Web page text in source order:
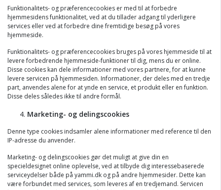
Funktionalitets- og præferencecookies er med til at forbedre
hjemmesidens funktionalitet, ved at du tillader adgang til yderligere
services eller ved at forbedre dine fremtidige besøg på vores
hjemmeside.
Funktionalitets- og præferencecookies bruges på vores hjemmeside til at
levere forbedrende hjemmeside-funktioner til dig, mens du er online.
Disse cookies kan dele informationer med vores partnere, for at kunne
levere servicen på hjemmesiden. Informationer, der deles med en tredje
part, anvendes alene for at ynde en service, et produkt eller en funktion.
Disse deles således ikke til andre formål.
Marketing- og delingscookies
Denne type cookies indsamler alene informationer med reference til den
IP-adresse du anvender.
Marketing- og delingscookies gør det muligt at give din en
specieldesignet online oplevelse, ved at tilbyde dig interessebaserede
serviceydelser både på yammi.dk og på andre hjemmesider. Dette kan
være forbundet med services, som leveres af en tredjemand. Servicen